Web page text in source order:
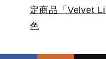
定商品「Velvet
色